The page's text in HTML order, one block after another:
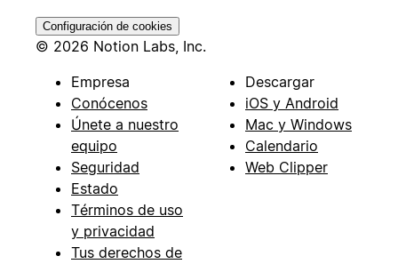
Configuración de cookies
© 2026 Notion Labs, Inc.
Empresa
Conócenos
Únete a nuestro
equipo
Seguridad
Estado
Términos de uso
y privacidad
Tus derechos de
Descargar
iOS y Android
Mac y Windows
Calendario
Web Clipper